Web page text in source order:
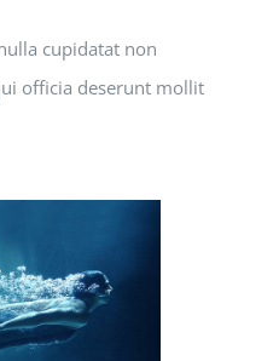
cupidatat non
officia deserunt mollit